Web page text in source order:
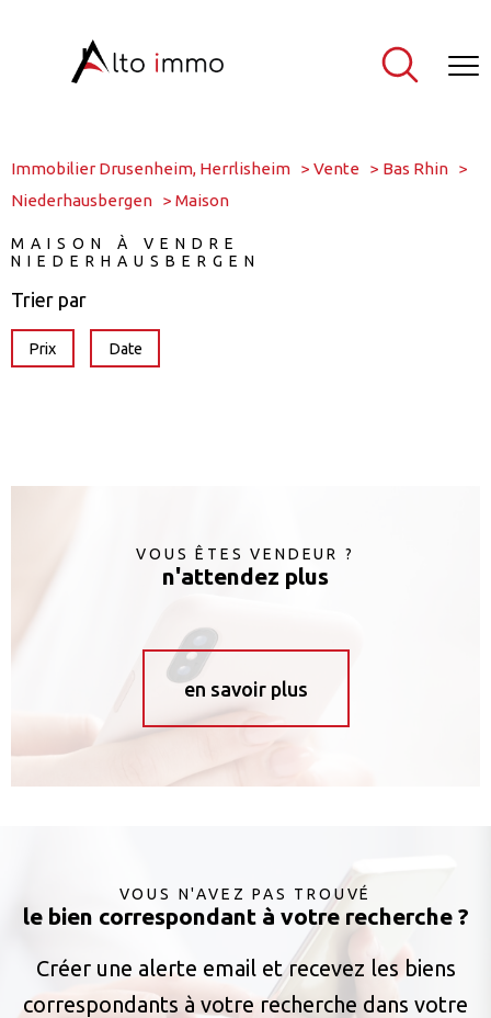
Immobilier Drusenheim, Herrlisheim Vente
Bas Rhin
Niederhausbergen
Maison
MAISON À VENDRE
NIEDERHAUSBERGEN
Trier par
Prix Date
VOUS ÊTES VENDEUR ?
n'attendez plus
en savoir plus
VOUS N'AVEZ PAS TROUVÉ
le bien correspondant à votre recherche ?
Créer une alerte email et recevez les biens
correspondants à votre recherche dans votre